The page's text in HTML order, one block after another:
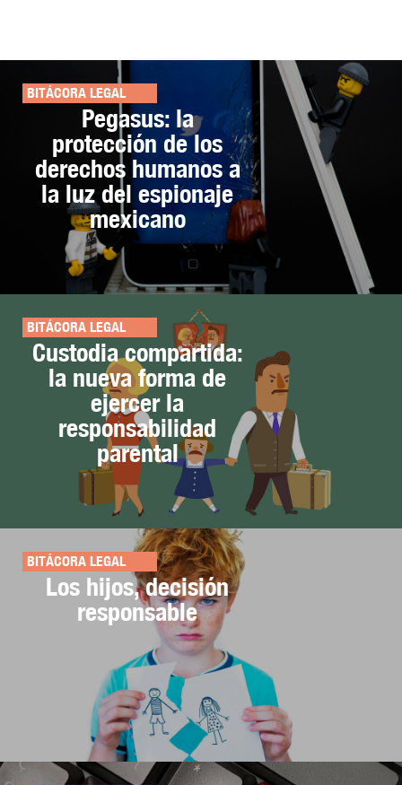
BITÁCORA LEGAL
Pegasus: la
protección de los
derechos humanos a
la luz del espionaje
mexicano
BITÁCORA LEGAL
Custodia compartida:
la nueva forma de
ejercer la
responsabilidad
parental
BITÁCORA LEGAL
Los hijos, decisión
responsable